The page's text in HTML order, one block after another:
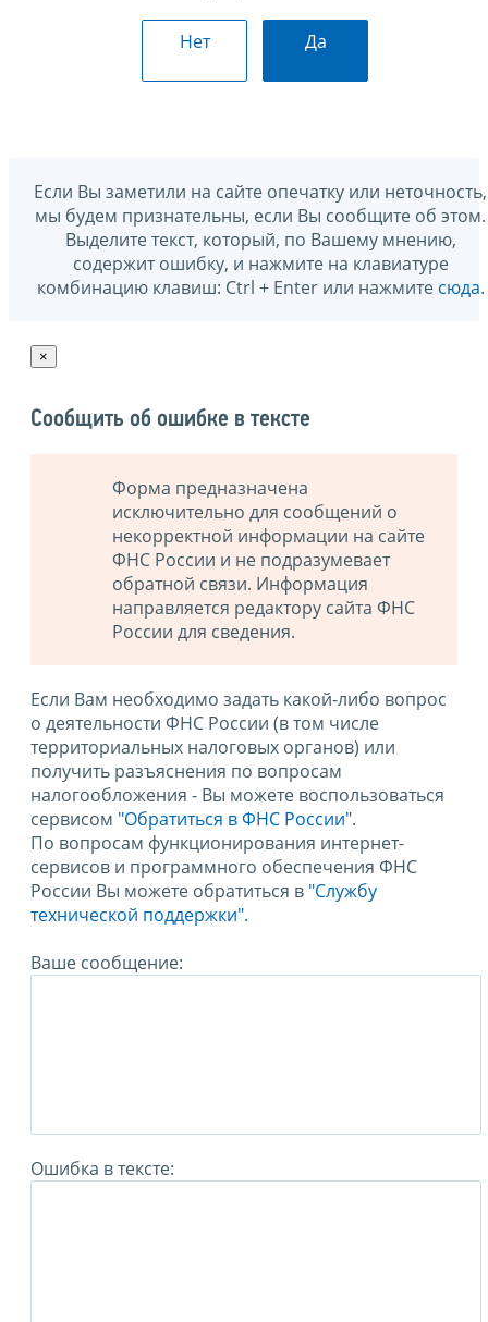
Нет Да
Если Вы заметили на сайте опечатку или неточность,
мы будем признательны, если Вы сообщите об этом.
Выделите текст, который, по Вашему мнению,
содержит ошибку, и нажмите на клавиатуре
комбинацию клавиш: Ctrl + Enter или нажмите сюда.
×
Сообщить об ошибке в тексте
Форма предназначена
исключительно для сообщений о
некорректной информации на сайте
ФНС России и не подразумевает
обратной связи. Информация
направляется редактору сайта ФНС
России для сведения.
Если Вам необходимо задать какой-либо вопрос
о деятельности ФНС России (в том числе
территориальных налоговых органов) или
получить разъяснения по вопросам
налогообложения - Вы можете воспользоваться
сервисом "Обратиться в ФНС России".
По вопросам функционирования интернет-
сервисов и программного обеспечения ФНС
России Вы можете обратиться в "Службу
технической поддержки".
Ваше сообщение:
Ошибка в тексте: